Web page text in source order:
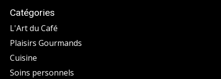
Catégories
L'Art du Café
Plaisirs Gourmands
Cuisine
Soins personnels